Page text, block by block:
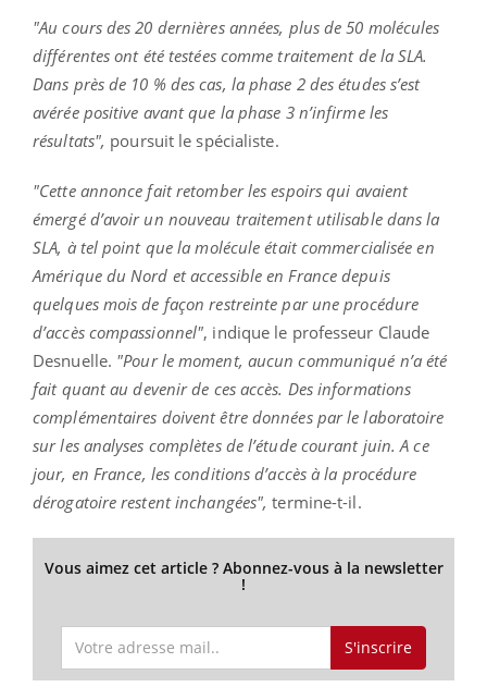
"Au cours des 20 dernières années, plus de 50 molécules
différentes ont été testées comme traitement de la SLA.
Dans près de 10 % des cas, la phase 2 des études s’est
avérée positive avant que la phase 3 n’infirme les
résultats", poursuit le spécialiste.
"Cette annonce fait retomber les espoirs qui avaient
émergé d’avoir un nouveau traitement utilisable dans la
SLA, à tel point que la molécule était commercialisée en
Amérique du Nord et accessible en France depuis
quelques mois de façon restreinte par une procédure
d’accès compassionnel", indique le professeur Claude
Desnuelle. "Pour le moment, aucun communiqué n’a été
fait quant au devenir de ces accès. Des informations
complémentaires doivent être données par le laboratoire
sur les analyses complètes de l’étude courant juin. A ce
jour, en France, les conditions d’accès à la procédure
dérogatoire restent inchangées", termine-t-il.
Vous aimez cet article ? Abonnez-vous à la newsletter
!
S'inscrire